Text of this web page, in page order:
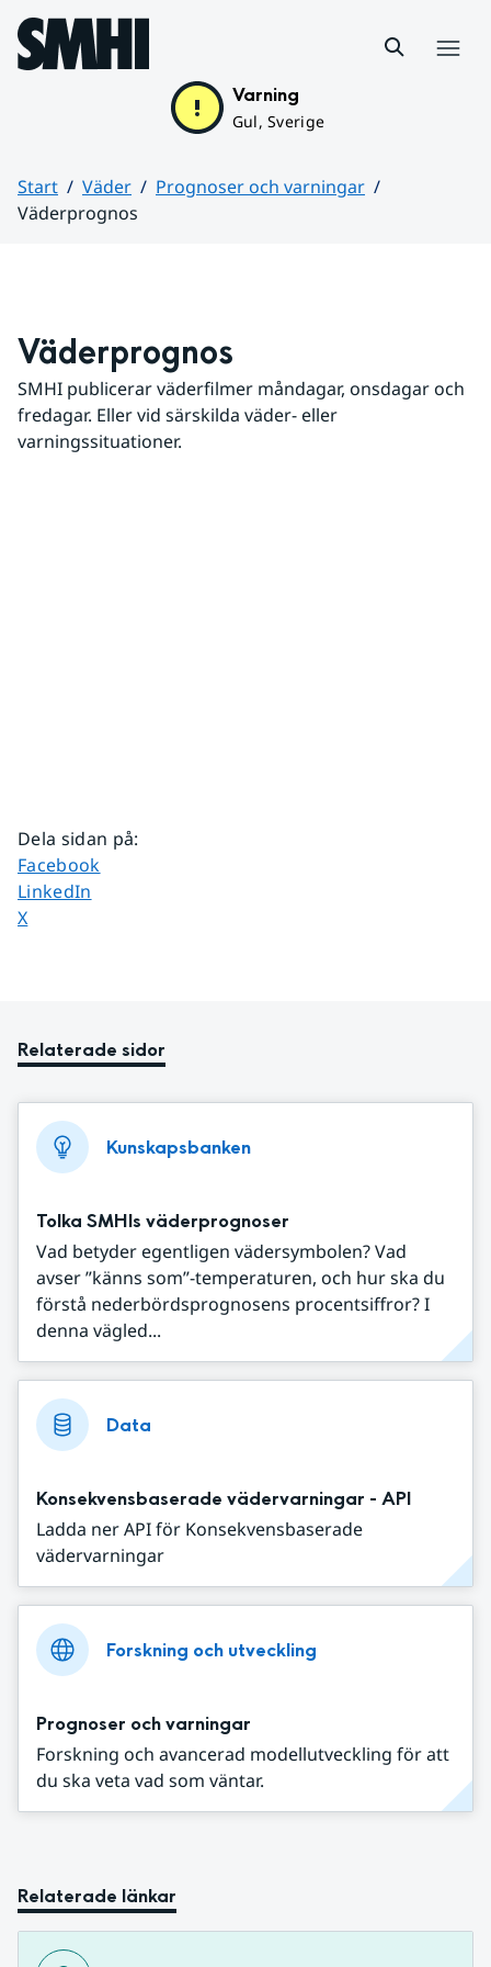
Hoppa till sidans innehåll
Varning
Gul, Sverige
Start Väder
Prognoser och varningar
Väderprognos
Väderprognos
SMHI publicerar väderfilmer måndagar, onsdagar och
fredagar. Eller vid särskilda väder- eller
varningssituationer.
Dela sidan på:
Dela sidan på
Facebook
Dela sidan på
LinkedIn
Dela sidan på
X
Relaterade sidor
Kunskapsbanken
Tolka SMHIs väderprognoser
Vad betyder egentligen vädersymbolen? Vad
avser ”känns som”-temperaturen, och hur ska du
förstå nederbördsprognosens procentsiffror? I
denna vägled...
Data
Konsekvensbaserade vädervarningar - API
Ladda ner API för Konsekvensbaserade
vädervarningar
Forskning och utveckling
Prognoser och varningar
Forskning och avancerad modellutveckling för att
du ska veta vad som väntar.
Relaterade länkar